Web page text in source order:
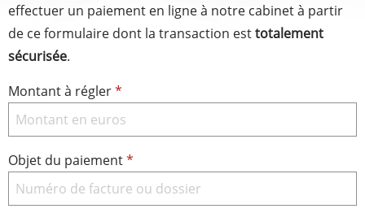
effectuer un paiement en ligne à notre cabinet à partir
de ce formulaire dont la transaction esttotalement
sécurisée.
Montant à régler*
Objet du paiement*